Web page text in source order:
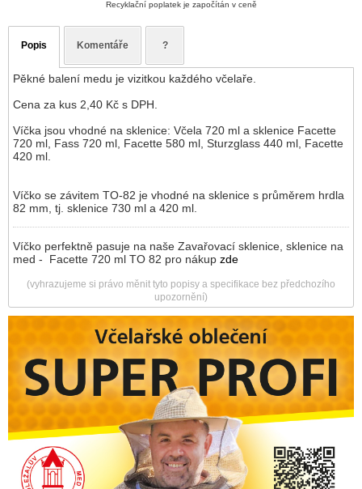
Recyklační poplatek je započítán v ceně
Popis Komentáře ?
Pěkné balení medu je vizitkou každého včelaře.
Cena za kus 2,40 Kč s DPH.
Víčka jsou vhodné na sklenice: Včela 720 ml a sklenice Facette
720 ml, Fass 720 ml, Facette 580 ml, Sturzglass 440 ml, Facette
420 ml.
Víčko se závitem TO-82 je vhodné na sklenice s průměrem hrdla
82 mm, tj. sklenice 730 ml a 420 ml.
Víčko perfektně pasuje na naše Zavařovací sklenice, sklenice na
med - Facette 720 ml TO 82 pro nákup zde
(vyhrazujeme si právo měnit tyto popisy a specifikace bez předchozího
upozornění)